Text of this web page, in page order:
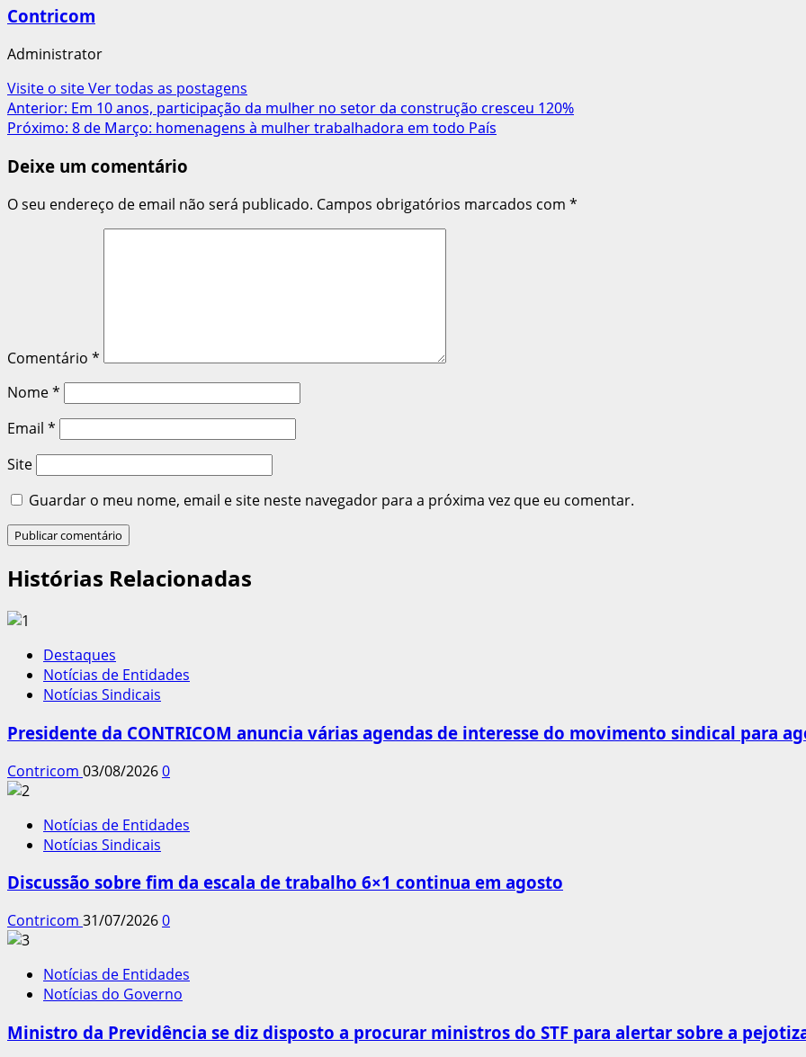
Contricom
Administrator
Visite o siteVer todas as postagens
Navegação
de
artigos
Anterior: Em 10 anos, participação da mulher no setor da construção cresceu 120%
Próximo: 8 de Março: homenagens à mulher trabalhadora em todo País
Deixe um comentário
O seu endereço de email não será publicado. Campos obrigatórios marcados com *
Comentário *
Nome*
Email *
Site
Guardar o meu nome, email e site neste navegador para a próxima vez que eu comentar.
Histórias Relacionadas
Destaques
Notícias de Entidades
Notícias Sindicais
Presidente da CONTRICOM anuncia várias agendas de interesse do movimento sindical para
Contricom 03/08/20260
Notícias de Entidades
Notícias Sindicais
Discussão sobre fim da escala de trabalho 6×1 continua em agosto
Contricom 31/07/20260
Notícias de Entidades
Notícias do Governo
Ministro da Previdência se diz disposto a procurar ministros do STF para alertar sobre a